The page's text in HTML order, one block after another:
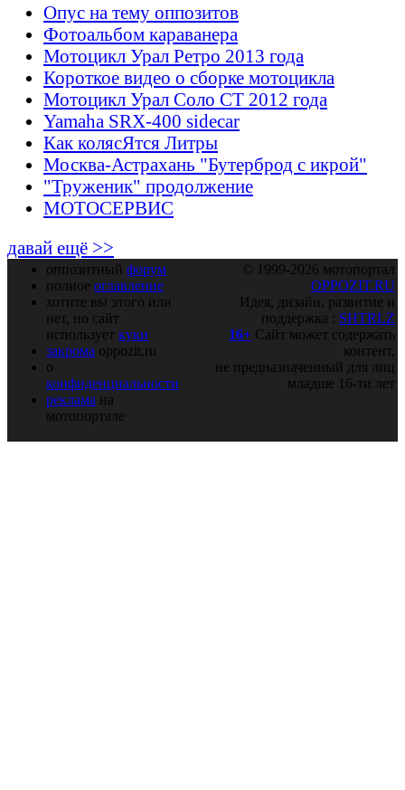
Опус на тему оппозитов
Фотоальбом караванера
Мотоцикл Урал Ретро 2013 года
Короткое видео о сборке мотоцикла
Мотоцикл Урал Соло СТ 2012 года
Yamaha SRX-400 sidecar
Как колясЯтся Литры
Москва-Астрахань "Бутерброд с икрой"
"Труженик" продолжение
МОТОСЕРВИС
давай ещё >>
оппозитный форум
полное оглавление
хотите вы этого или
нет, но сайт
использует куки
закрома oppozit.ru
о
конфиденциальности
реклама на
мотопортале
© 1999-2026 мотопортал
OPPOZIT.RU
Идея, дизайн, развитие и
поддержка : SHTRLZ
16+ Сайт может содержать
контент,
не предназначенный для лиц
младше 16-ти лет